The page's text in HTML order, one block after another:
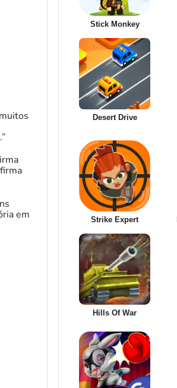
em
Stick Monkey
Desert Drive
Strike Expert
Hills Of War